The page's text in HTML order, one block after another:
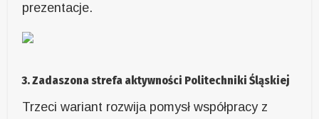
prezentacje.
3. Zadaszona strefa aktywności Politechniki Śląskiej
Trzeci wariant rozwija pomysł współpracy z